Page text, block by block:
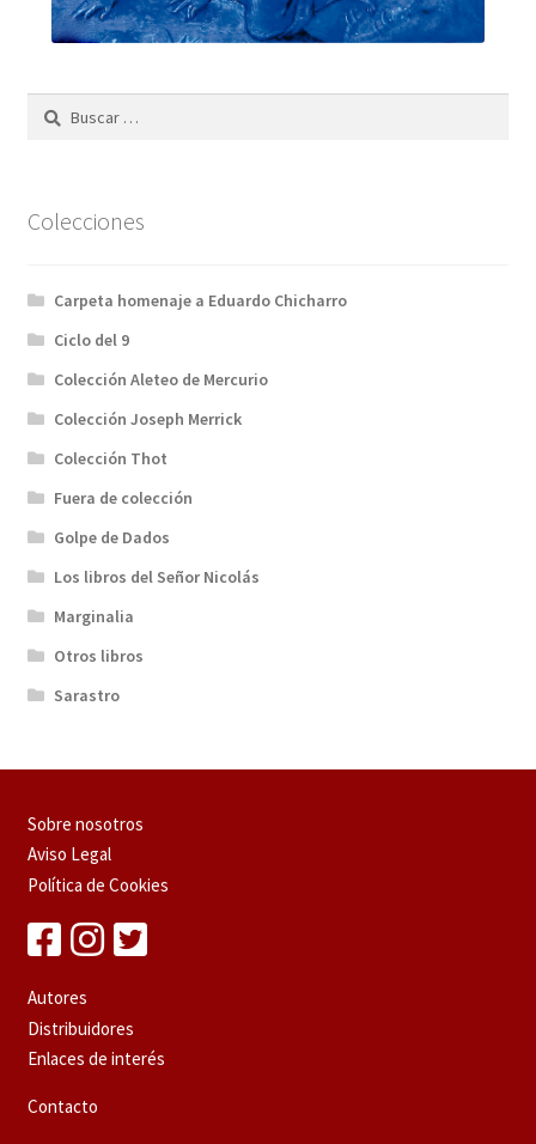
Buscar:
Colecciones
Carpeta homenaje a Eduardo Chicharro
Ciclo del 9
Colección Aleteo de Mercurio
Colección Joseph Merrick
Colección Thot
Fuera de colección
Golpe de Dados
Los libros del Señor Nicolás
Marginalia
Otros libros
Sarastro
Sobre nosotros
Aviso Legal
Política de Cookies
Autores
Distribuidores
Enlaces de interés
Contacto